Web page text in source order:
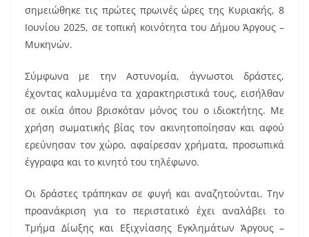
σημειώθηκε τις πρώτες πρωινές ώρες της Κυριακής, 8
Ιουνίου 2025, σε τοπική κοινότητα του Δήμου Άργους –
Μυκηνών.
Σύμφωνα με την Αστυνομία, άγνωστοι δράστες,
έχοντας καλυμμένα τα χαρακτηριστικά τους, εισήλθαν
σε οικία όπου βρισκόταν μόνος του ο ιδιοκτήτης. Με
χρήση σωματικής βίας τον ακινητοποίησαν και αφού
ερεύνησαν τον χώρο, αφαίρεσαν χρήματα, προσωπικά
έγγραφα και το κινητό του τηλέφωνο.
Οι δράστες τράπηκαν σε φυγή και αναζητούνται. Την
προανάκριση για το περιστατικό έχει αναλάβει το
Τμήμα Δίωξης και Εξιχνίασης Εγκλημάτων Άργους –